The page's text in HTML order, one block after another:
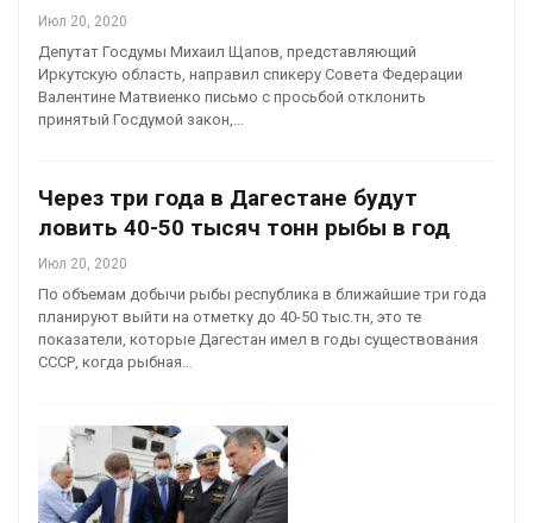
Июл 20, 2020
Депутат Госдумы Михаил Щапов, представляющий
Иркутскую область, направил спикеру Совета Федерации
Валентине Матвиенко письмо с просьбой отклонить
принятый Госдумой закон,…
Через три года в Дагестане будут
ловить 40-50 тысяч тонн рыбы в год
Июл 20, 2020
По объемам добычи рыбы республика в ближайшие три года
планируют выйти на отметку до 40-50 тыс.тн, это те
показатели, которые Дагестан имел в годы существования
СССР, когда рыбная…